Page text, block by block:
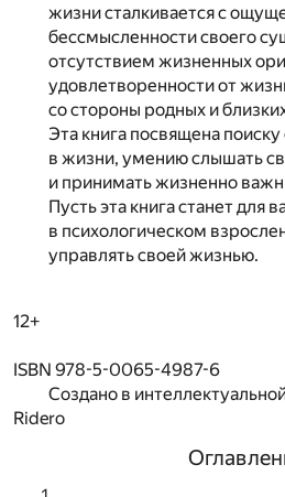
жизни сталкивается с
бессмысленности своего
отсутствием жизненных
удовлетворенности от
со стороны родных и
Эта книга посвящена
в жизни, умению слышать
и принимать жизненно
Пусть эта книга станет для
в психологическом
управлять своей жизнью.
12+
ISBN 978-5-0065-4987-6
Создано в
Ridero